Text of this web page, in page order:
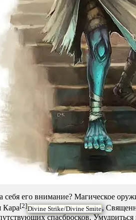
его внимание? Магическое
Кара[2]Divine Strike/Divine Smite,
спасбросков.